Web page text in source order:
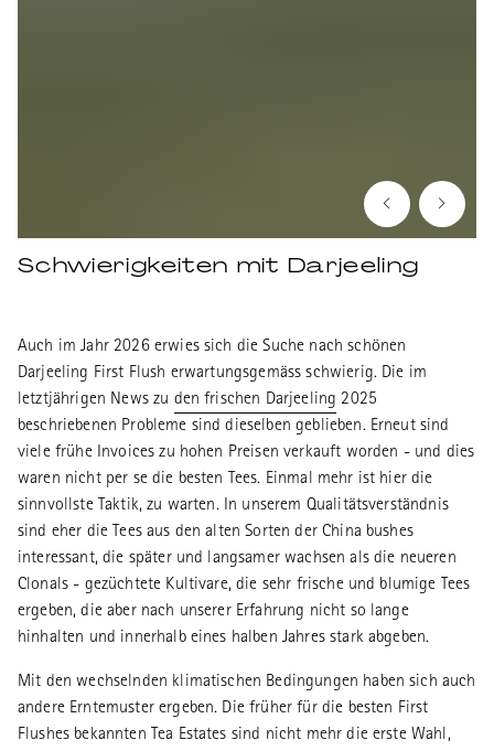
Schwierigkeiten mit Darjeeling
Auch im Jahr 2026 erwies sich die Suche nach schönen
Darjeeling First Flush erwartungsgemäss schwierig. Die im
letztjährigen News zu den frischen Darjeeling 2025
beschriebenen Probleme sind dieselben geblieben. Erneut sind
viele frühe Invoices zu hohen Preisen verkauft worden - und dies
waren nicht per se die besten Tees. Einmal mehr ist hier die
sinnvollste Taktik, zu warten. In unserem Qualitätsverständnis
sind eher die Tees aus den alten Sorten der China bushes
interessant, die später und langsamer wachsen als die neueren
Clonals - gezüchtete Kultivare, die sehr frische und blumige Tees
ergeben, die aber nach unserer Erfahrung nicht so lange
hinhalten und innerhalb eines halben Jahres stark abgeben.
Mit den wechselnden klimatischen Bedingungen haben sich auch
andere Erntemuster ergeben. Die früher für die besten First
Flushes bekannten Tea Estates sind nicht mehr die erste Wahl,